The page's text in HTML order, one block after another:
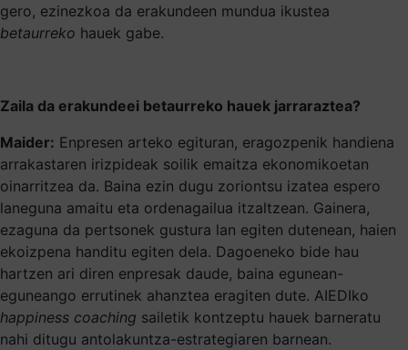
gero, ezinezkoa da erakundeen mundua ikustea
betaurreko hauek gabe.
Zaila da erakundeei betaurreko hauek jarraraztea?
Maider: Enpresen arteko egituran, eragozpenik handiena
arrakastaren irizpideak soilik emaitza ekonomikoetan
oinarritzea da. Baina ezin dugu zoriontsu izatea espero
laneguna amaitu eta ordenagailua itzaltzean. Gainera,
ezaguna da pertsonek gustura lan egiten dutenean, haien
ekoizpena handitu egiten dela. Dagoeneko bide hau
hartzen ari diren enpresak daude, baina egunean-
eguneango errutinek ahanztea eragiten dute. AIEDIko
happiness coaching sailetik kontzeptu hauek barneratu
nahi ditugu antolakuntza-estrategiaren barnean.